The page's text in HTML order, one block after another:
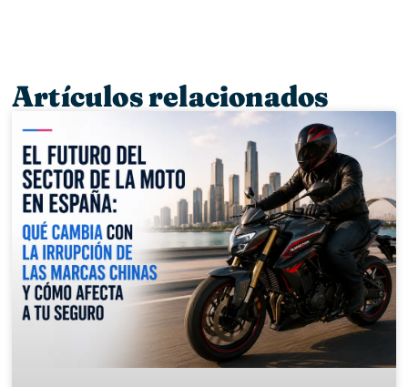
Artículos relacionados